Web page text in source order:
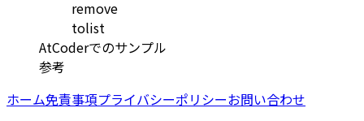
remove
tolist
AtCoderでのサンプル
参考
ホーム免責事項プライバシーポリシーお問い合わせ